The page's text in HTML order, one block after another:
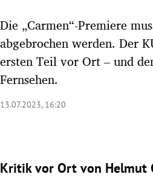
Untermenü
Untermenü
Untermenü
Die „Carmen“-Premiere
abgebrochen werden. Der
ersten Teil vor Ort – und
Fernsehen.
13.07.2023, 16:20
Kritik vor Ort von Helmut